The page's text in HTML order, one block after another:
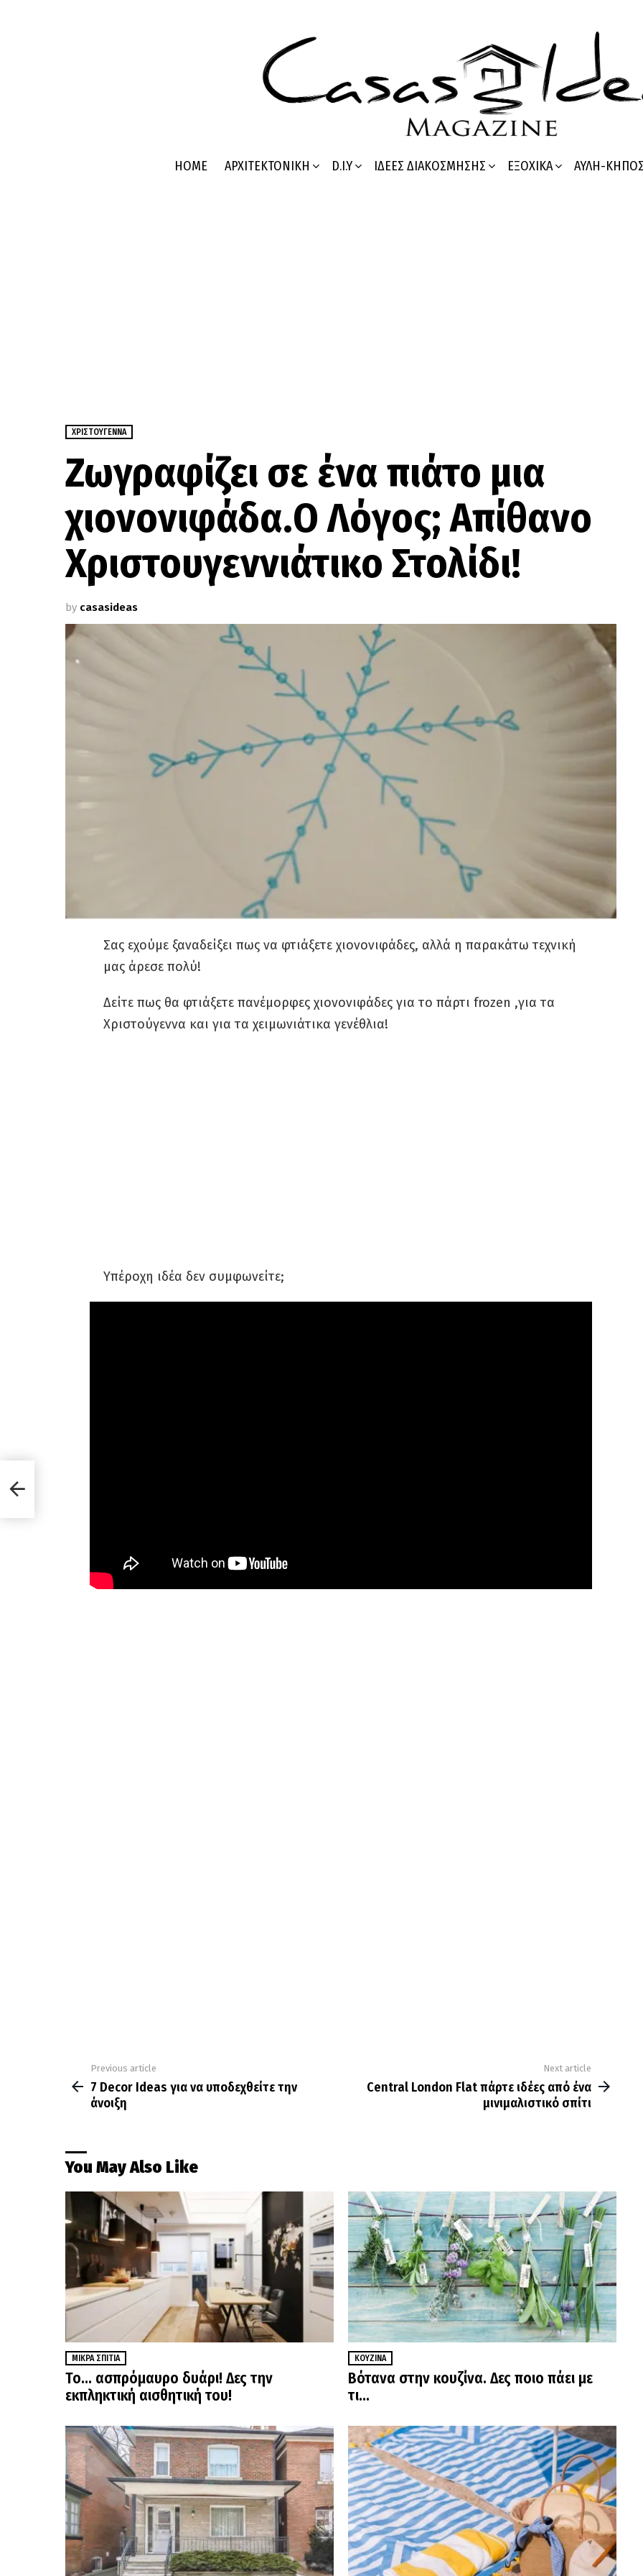
HOME ΑΡΧΙΤΕΚΤΟΝΙΚΉ D.I.Y ΙΔΈΕΣ ΔΙΑΚΌΣΜΗΣΗΣ ΕΞΟΧΙΚΆ ΑΥΛΉ-ΚΉΠΟΣ
ΧΡΙΣΤΟΎΓΕΝΝΑ
Ζωγραφίζει σε ένα πιάτο μια
χιονονιφάδα.O Λόγος; Aπίθανο
Χριστουγεννιάτικο Στολίδι!
by casasideas
Σας εχούμε ξαναδείξει πως να φτιάξετε χιονονιφάδες, αλλά η παρακάτω τεχνική
μας άρεσε πολύ!
Δείτε πως θα φτιάξετε πανέμορφες χιονονιφάδες για το πάρτι frozen ,για τα
Χριστούγεννα και για τα χειμωνιάτικα γενέθλια!
Υπέροχη ιδέα δεν συμφωνείτε;
more
Previous article
7 Decor Ideas για να υποδεχθείτε την
άνοιξη
Next article
Central London Flat πάρτε ιδέες από ένα
μινιμαλιστικό σπίτι
You May Also Like
ΜΙΚΡΆ ΣΠΊΤΙΑ
Το… ασπρόμαυρο δυάρι! Δες την
εκπληκτική αισθητική του!
ΚΟΥΖΊΝΑ
Βότανα στην κουζίνα. Δες ποιο πάει με
τι…